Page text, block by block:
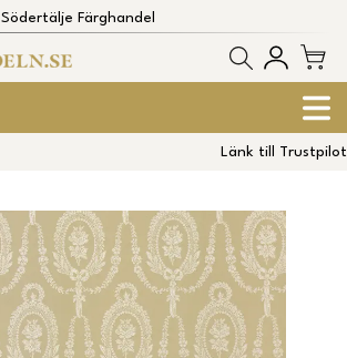
Södertälje Färghandel
Länk till Trustpilot